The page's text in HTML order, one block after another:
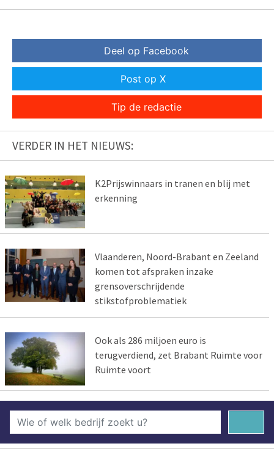
Deel op Facebook
Post op X
Tip de redactie
VERDER IN HET NIEUWS:
K2Prijswinnaars in tranen en blij met
erkenning
Vlaanderen, Noord-Brabant en Zeeland
komen tot afspraken inzake
grensoverschrijdende
stikstofproblematiek
Ook als 286 miljoen euro is
terugverdiend, zet Brabant Ruimte voor
Ruimte voort